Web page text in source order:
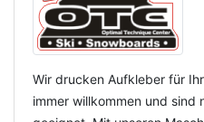
Wir drucken Aufkleber für
immer willkommen und sind